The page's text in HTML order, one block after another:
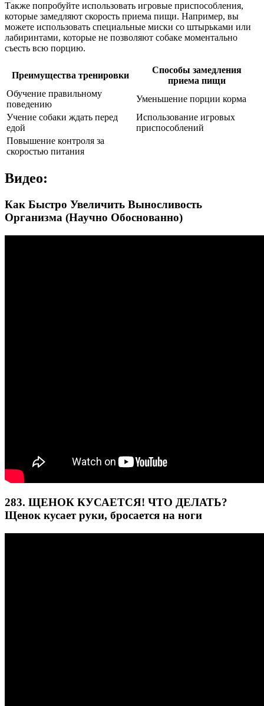
Также попробуйте использовать игровые приспособления,
которые замедляют скорость приема пищи. Например, вы
можете использовать специальные миски со штырьками или
лабиринтами, которые не позволяют собаке моментально
съесть всю порцию.
Преимущества тренировки
Способы замедления
приема пищи
Обучение правильному
поведению
Уменьшение порции корма
Учение собаки ждать перед
едой
Использование игровых
приспособлений
Повышение контроля за
скоростью питания
Видео:
Как Быстро Увеличить Выносливость
Организма (Научно Обоснованно)
283. ЩЕНОК КУСАЕТСЯ! ЧТО ДЕЛАТЬ?
Щенок кусает руки, бросается на ноги